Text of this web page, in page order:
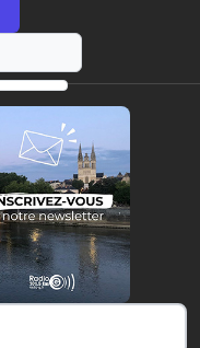
https://radio-g.fr?12818